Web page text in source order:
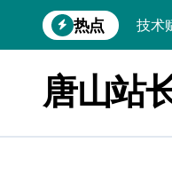
到
热点
Go
技术
科技
唐山站